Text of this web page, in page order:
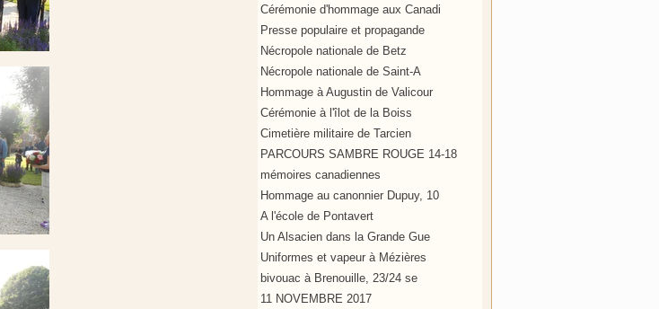
Cérémonie d'hommage aux Canadi
Presse populaire et propagande
Nécropole nationale de Betz
Nécropole nationale de Saint-A
Hommage à Augustin de Valicour
Cérémonie à l'îlot de la Boiss
Cimetière militaire de Tarcien
PARCOURS SAMBRE ROUGE 14-18
mémoires canadiennes
Hommage au canonnier Dupuy, 10
A l'école de Pontavert
Un Alsacien dans la Grande Gue
Uniformes et vapeur à Mézières
bivouac à Brenouille, 23/24 se
11 NOVEMBRE 2017